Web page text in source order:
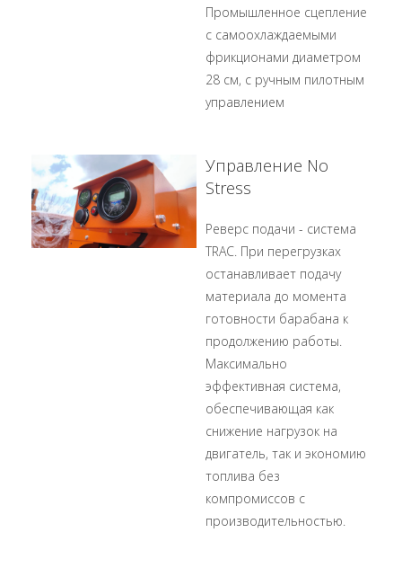
Промышленное сцепление
с самоохлаждаемыми
фрикционами диаметром
28 см, с ручным пилотным
управлением
Управление No
Stress
Реверс подачи - система
TRAC. При перегрузках
останавливает подачу
материала до момента
готовности барабана к
продолжению работы.
Максимально
эффективная система,
обеспечивающая как
снижение нагрузок на
двигатель, так и экономию
топлива без
компромиссов с
производительностью.